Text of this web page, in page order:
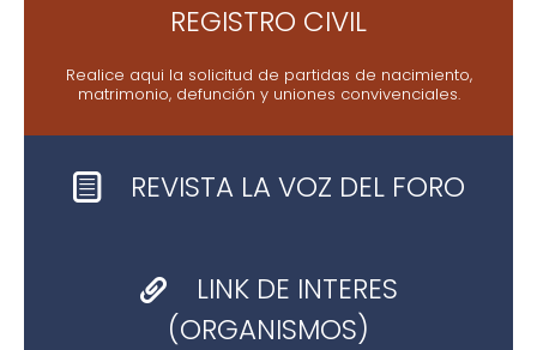
REGISTRO CIVIL
Realice aqui la solicitud de partidas de nacimiento,
matrimonio, defunción y uniones convivenciales.
REVISTA LA VOZ DEL FORO
LINK DE INTERES
(ORGANISMOS)